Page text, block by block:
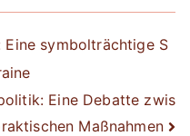
Eine symbolträchtige S
Eine Debatte zwis
Maßnahmen